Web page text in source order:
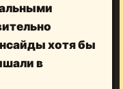
хотя бы
в